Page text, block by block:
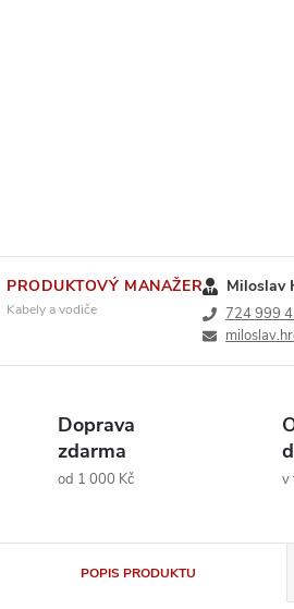
PRODUKTOVÝ MANAŽER
Kabely a vodiče
Miloslav
724 999
Doprava
zdarma
od 1 000 Kč v
POPIS PRODUKTU